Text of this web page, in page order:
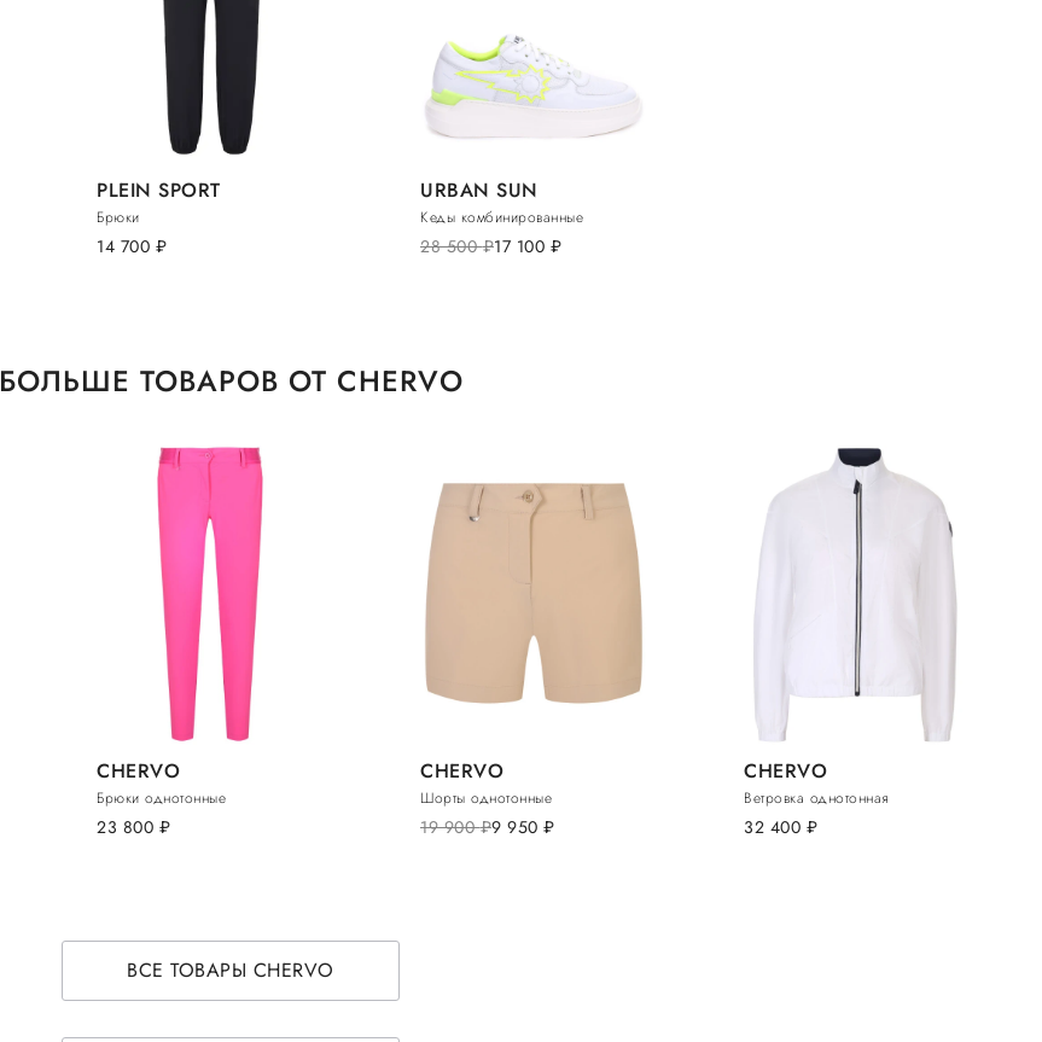
PLEIN SPORT
Брюки
14 700 руб.
URBAN SUN
Кеды комбинированные
28 500руб.17 100 руб.
БОЛЬШЕ ТОВАРОВ ОТ CHERVO
CHERVO
Брюки однотонные
23 800 руб.
CHERVO
Шорты однотонные
19 900руб.9 950 руб.
CHERVO
Ветровка однотонная
32 400 руб.
ВСЕ ТОВАРЫ CHERVO